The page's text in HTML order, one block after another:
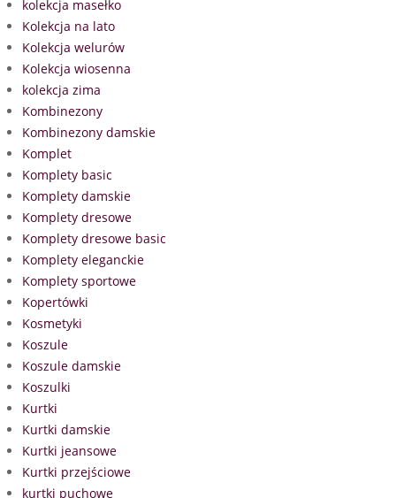
kolekcja masełko
Kolekcja na lato
Kolekcja welurów
Kolekcja wiosenna
kolekcja zima
Kombinezony
Kombinezony damskie
Komplet
Komplety basic
Komplety damskie
Komplety dresowe
Komplety dresowe basic
Komplety eleganckie
Komplety sportowe
Kopertówki
Kosmetyki
Koszule
Koszule damskie
Koszulki
Kurtki
Kurtki damskie
Kurtki jeansowe
Kurtki przejściowe
kurtki puchowe